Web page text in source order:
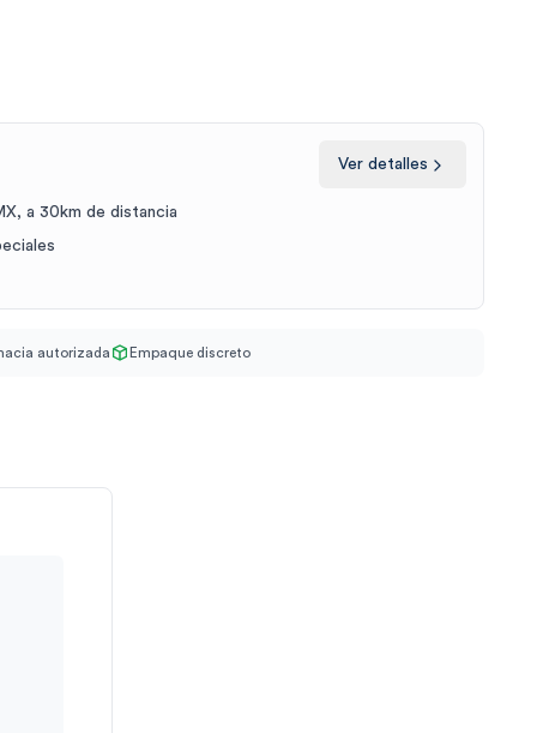
Ver detalles
a 30km de distancia
autorizada Empaque discreto